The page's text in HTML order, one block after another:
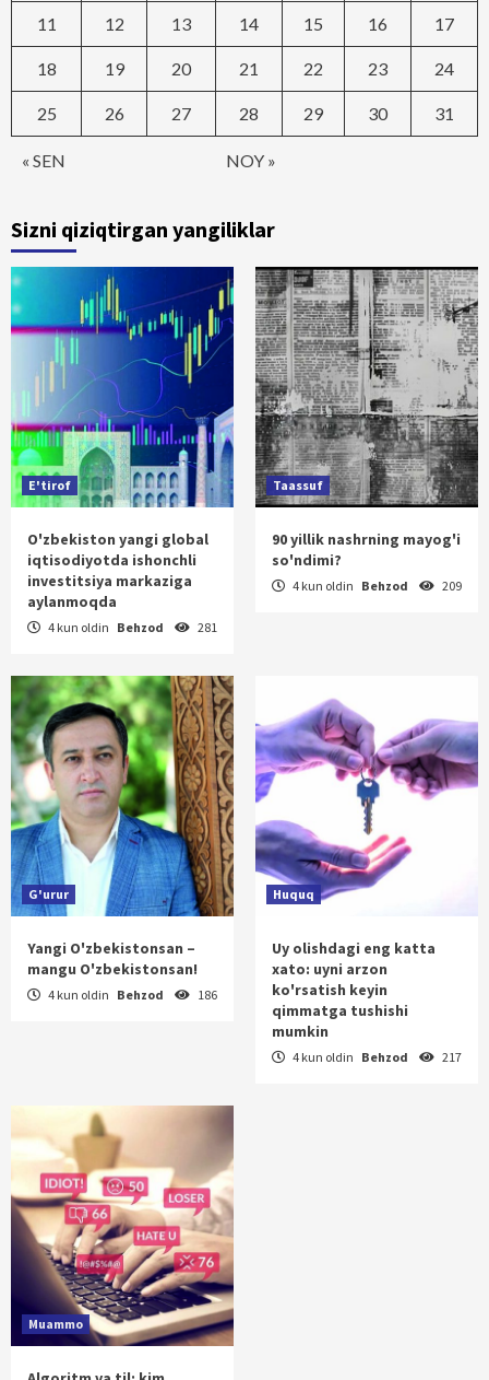
« SEN NOY »
11 12 13 14 15 16 17
18 19 20 21 22 23 24
25 26 27 28 29 30 31
Sizni qiziqtirgan yangiliklar
E'tirof
O'zbekiston yangi global
iqtisodiyotda ishonchli
investitsiya markaziga
aylanmoqda
4 kun oldin Behzod 281
Taassuf
90 yillik nashrning mayog'i
so'ndimi?
4 kun oldin Behzod 209
G'urur
Yangi O'zbekistonsan –
mangu O'zbekistonsan!
4 kun oldin Behzod 186
Huquq
Uy olishdagi eng katta
xato: uyni arzon
ko'rsatish keyin
qimmatga tushishi
mumkin
4 kun oldin Behzod 217
Muammo